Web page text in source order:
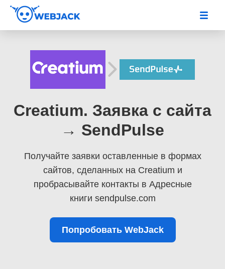
Creatium. Заявка с сайта
→ SendPulse
Получайте заявки оставленные в формах
сайтов, сделанных на Creatium и
пробрасывайте контакты в Адресные
книги sendpulse.com
Попробовать WebJack